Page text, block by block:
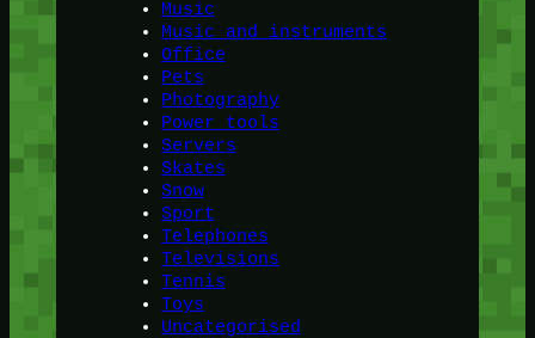
Music
Music and instruments
Office
Pets
Photography
Power tools
Servers
Skates
Snow
Sport
Telephones
Televisions
Tennis
Toys
Uncategorised